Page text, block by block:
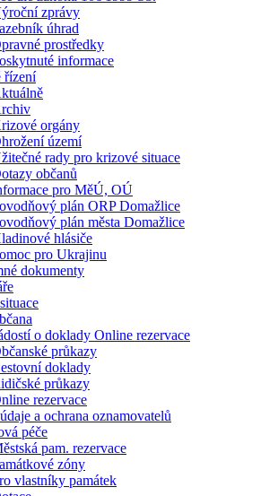
zprávy
úhrad
prostředky
informace
řízení
orgány
území
rady pro krizové situace
občanů
pro MěÚ, OÚ
plán ORP Domažlice
plán města Domažlice
hlásiče
pro Ukrajinu
dokumenty
o doklady Online rezervace
průkazy
doklady
průkazy
rezervace
a ochrana oznamovatelů
péče
pam. rezervace
zóny
vlastníky památek